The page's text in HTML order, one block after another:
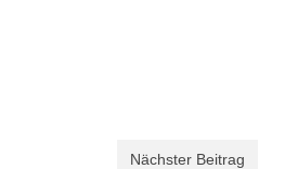
Nächster Beitrag